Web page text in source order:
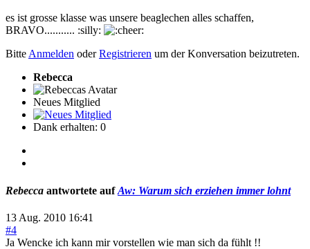
es ist grosse klasse was unsere beaglechen alles schaffen,
BRAVO........... :silly:
BitteAnmelden oderRegistrieren um der Konversation beizutreten.
Rebecca
Neues Mitglied
Dank erhalten: 0
Rebecca antwortete aufAw: Warum sich erziehen immer lohnt
13 Aug. 2010 16:41
#4
Ja Wencke ich kann mir vorstellen wie man sich da fühlt !!